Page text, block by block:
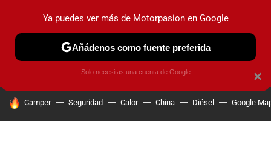
PRUEBAS COCHES ELÉCTRICOS OBSERVATORIO
HOY SE HABLA DE
Camper Seguridad Calor China Diésel Google
×
Ya puedes ver más de Motorpasion en Google
Añádenos como fuente preferida
Solo necesitas una cuenta de Google